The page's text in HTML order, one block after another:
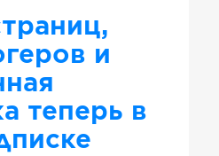
и
теперь в